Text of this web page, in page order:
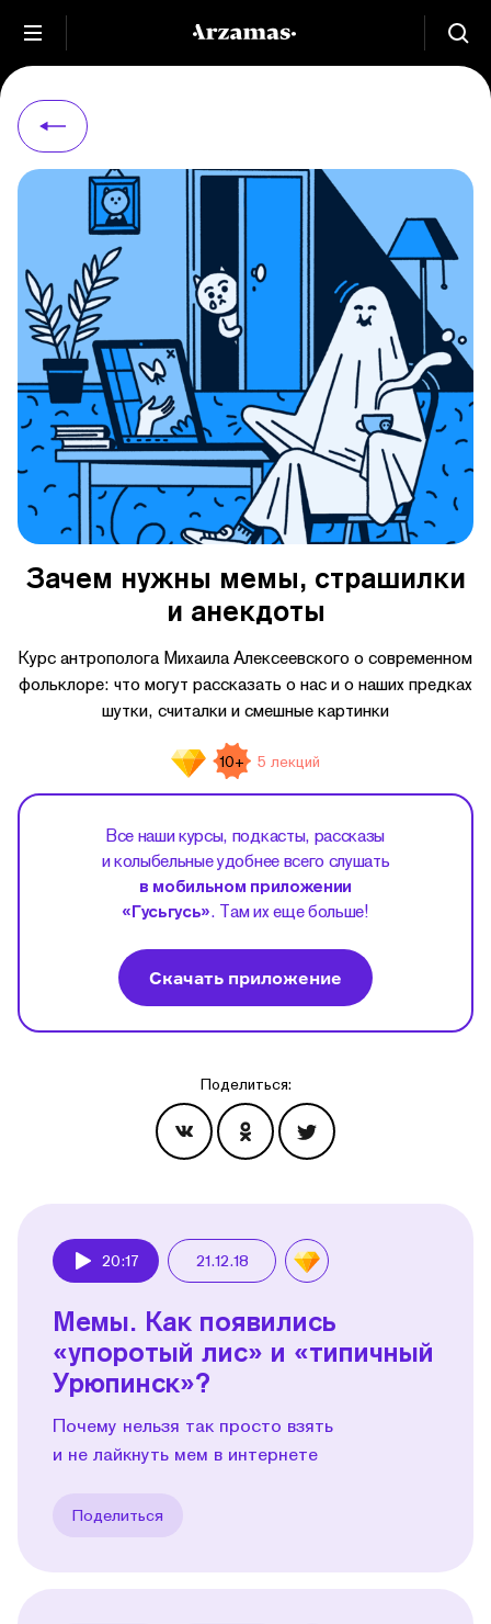
Зачем нужны мемы, страшилки
и анекдоты
Курс антрополога Михаила Алексеевского о современном
фольклоре: что могут рассказать о нас и о наших предках
шутки, считалки и смешные картинки
10+ 5 лекций
Все наши курсы, подкасты, рассказы
и колыбельные удобнее всего слушать
в мобильном приложении
«Гусьгусь». Там их еще больше!
Скачать приложение
Поделиться:
20:17 21.12.18
Мемы. Как появились
«упоротый лис» и «типичный
Урюпинск»?
Почему нельзя так просто взять
и не лайкнуть мем в интернете
Поделиться